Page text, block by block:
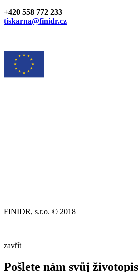
+420 558 772 233
tiskarna@finidr.cz
FINIDR, s.r.o. © 2018
zavřít
Pošlete nám svůj životopis